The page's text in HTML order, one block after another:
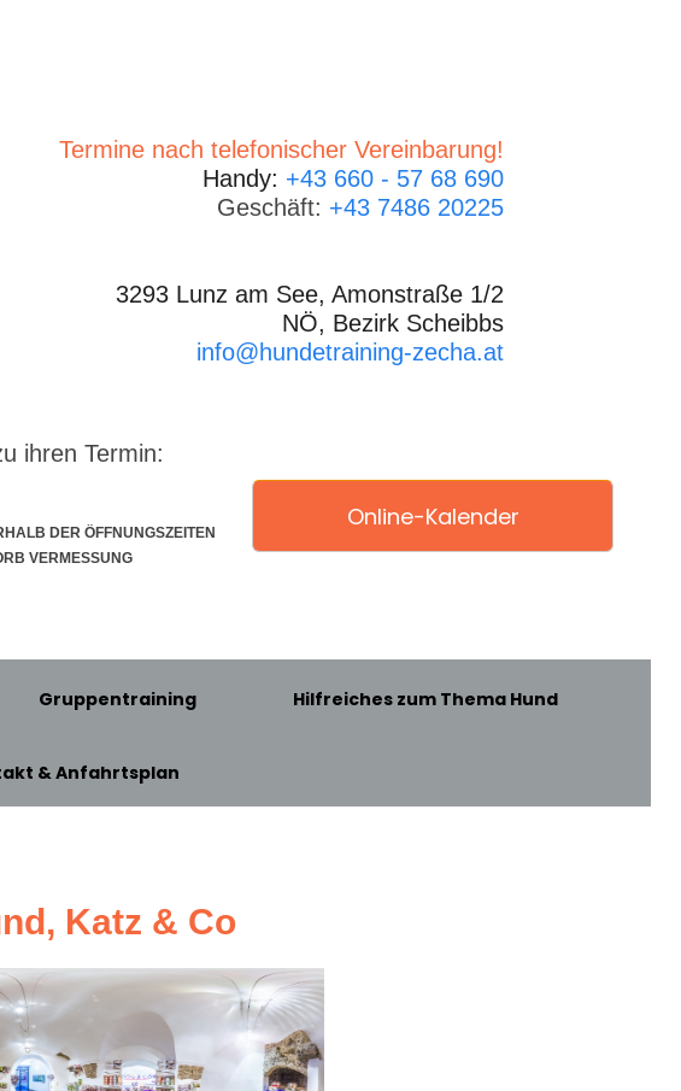
Termine nach telefonischer Vereinbarung!
Handy: +43 660 - 57 68 690
Geschäft: +43 7486 20225
3293 Lunz am See, Amonstraße 1/2
NÖ, Bezirk Scheibbs
info@hundetraining-zecha.at
ihren Termin:
DER ÖFFNUNGSZEITEN
VERMESSUNG
Online-Kalender
Gruppentraining Hilfreiches zum Thema Hund
& Anfahrtsplan
Katz & Co